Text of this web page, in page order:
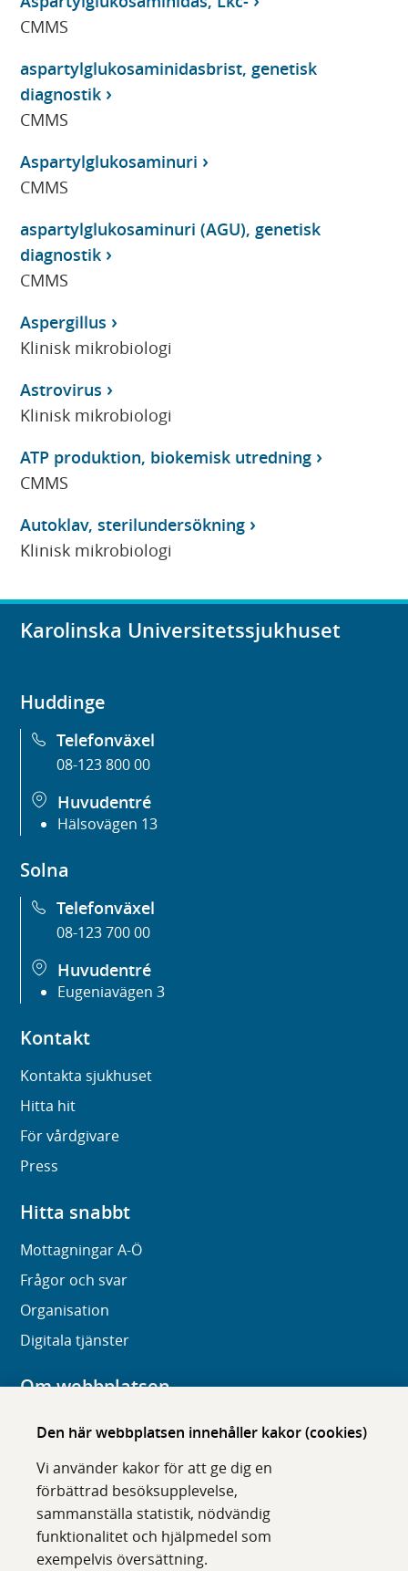
Den här webbplatsen innehåller kakor (cookies)
Vi använder kakor för att ge dig en
förbättrad besöksupplevelse,
sammanställa statistik, nödvändig
funktionalitet och hjälpmedel som
exempelvis översättning.
CMMS
aspartylglukosaminidasbrist, genetisk
diagnostik
CMMS
Aspartylglukosaminuri
CMMS
aspartylglukosaminuri (AGU), genetisk
diagnostik
CMMS
Aspergillus
Klinisk mikrobiologi
Astrovirus
Klinisk mikrobiologi
ATP produktion, biokemisk utredning
CMMS
Autoklav, sterilundersökning
Klinisk mikrobiologi
Karolinska Universitetssjukhuset
Huddinge
Telefonväxel
08-123 800 00
Huvudentré
Hälsovägen 13
Solna
Telefonväxel
08-123 700 00
Huvudentré
Eugeniavägen 3
Kontakt
Kontakta sjukhuset
Hitta hit
För vårdgivare
Press
Hitta snabbt
Mottagningar A-Ö
Frågor och svar
Organisation
Digitala tjänster
Om webbplatsen
Om karolinska.se
Tillgänglighet
Om cookies